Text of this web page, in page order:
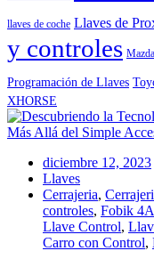
llaves de coche Llaves de
y controles Mazda
Programación de Llaves
XHORSE
diciembre 12, 2023
Llaves
Cerrajeria,
controles, Fobik
Llave Control,
Carro con Control,